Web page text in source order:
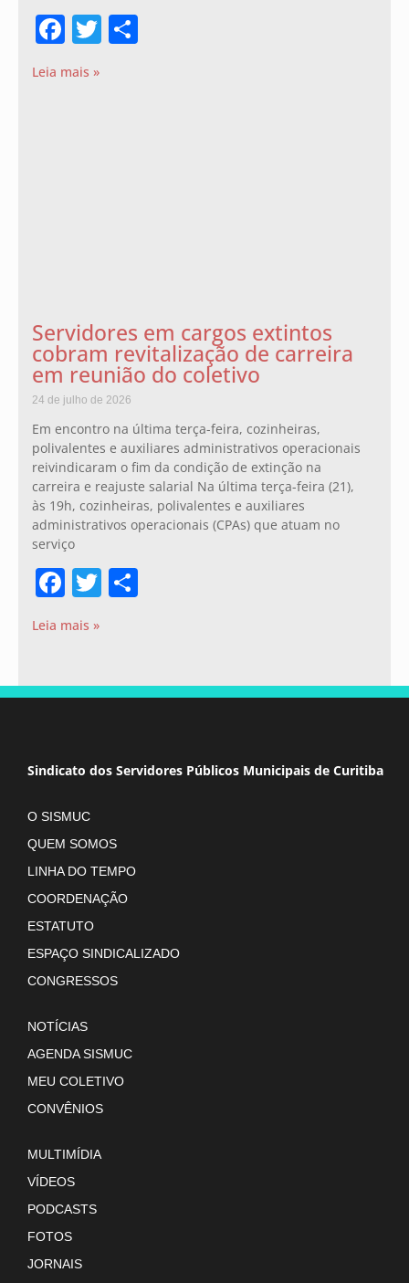
Facebook
Twitter
Leia mais »
Servidores em cargos extintos
cobram revitalização de carreira
em reunião do coletivo
24 de julho de 2026
Em encontro na última terça-feira, cozinheiras,
polivalentes e auxiliares administrativos operacionais
reivindicaram o fim da condição de extinção na
carreira e reajuste salarial Na última terça-feira (21),
às 19h, cozinheiras, polivalentes e auxiliares
administrativos operacionais (CPAs) que atuam no
serviço
Facebook
Twitter
Leia mais »
Sindicato dos Servidores Públicos Municipais de Curitiba
O SISMUC
QUEM SOMOS
LINHA DO TEMPO
COORDENAÇÃO
ESTATUTO
ESPAÇO SINDICALIZADO
CONGRESSOS
NOTÍCIAS
AGENDA SISMUC
MEU COLETIVO
CONVÊNIOS
MULTIMÍDIA
VÍDEOS
PODCASTS
FOTOS
JORNAIS